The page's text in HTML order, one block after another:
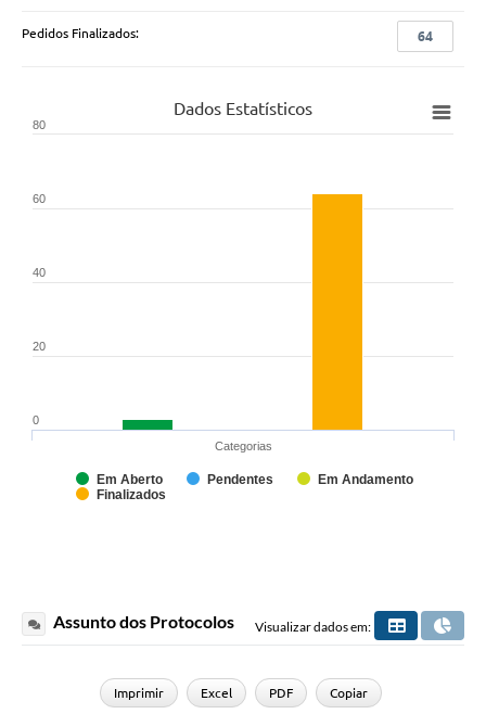
Pedidos Finalizados: 64
Dados Estatísticos
Categorias
Em Aberto Pendentes
Em Andamento
Finalizados
0
20
40
60
80
Assunto dos Protocolos Visualizar dados em:
Imprimir Excel PDF Copiar